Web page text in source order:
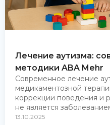
Лечение аутизма:
методики ABA Mehr
Современное лечение
медикаментозной
коррекции поведения и
не является
13.10.2025